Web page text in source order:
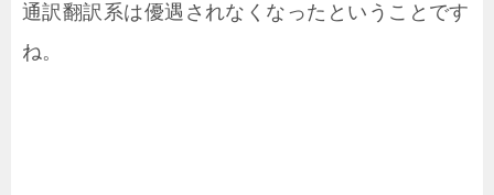
通訳翻訳系は優遇されなくなったということです
ね。